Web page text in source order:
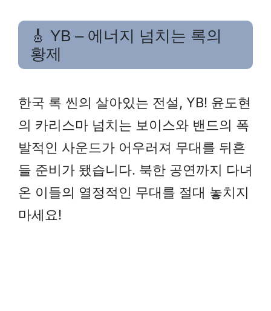
🎸 YB – 에너지 넘치는 록의
황제
한국 록 씬의 살아있는 전설, YB! 윤도현
의 카리스마 넘치는 보이스와 밴드의 폭
발적인 사운드가 어우러져 무대를 뒤흔
들 준비가 됐습니다. 북한 공연까지 다녀
온 이들의 열정적인 무대를 절대 놓치지
마세요!